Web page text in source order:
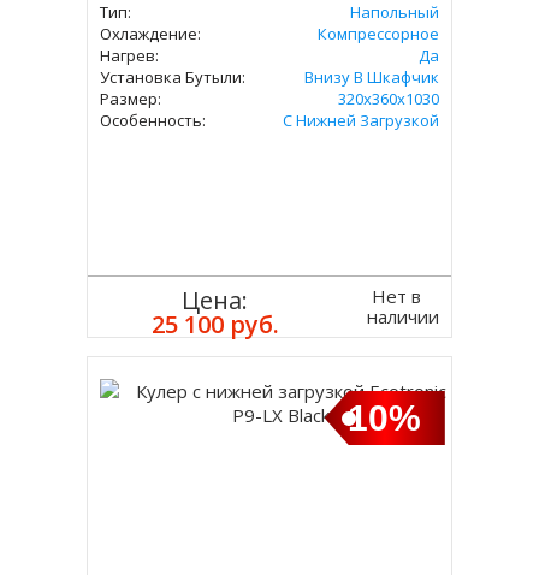
Тип:
Напольный
Охлаждение:
Компрессорное
Нагрев:
Да
Установка Бутыли:
Внизу В Шкафчик
Размер:
320x360х1030
Особенность:
С Нижней Загрузкой
Цена:
25 100 руб.
Нет в
наличии
10%